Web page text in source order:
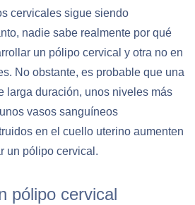
cervicales sigue siendo
nadie sabe realmente por qué
un pólipo cervical y otra no en
No obstante, es probable que una
larga duración, unos niveles más
vasos sanguíneos
en el cuello uterino aumenten
un pólipo cervical.
pólipo cervical